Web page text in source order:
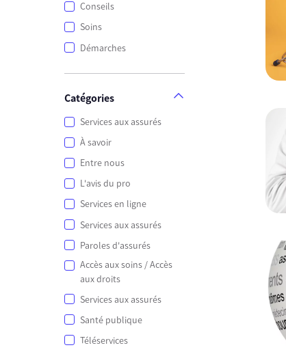
Conseils
Soins
Démarches
Catégories
Services aux assurés
À savoir
Entre nous
L'avis du pro
Services en ligne
Services aux assurés
Paroles d'assurés
Accès aux soins / Accès
aux droits
Services aux assurés
Santé publique
Téléservices